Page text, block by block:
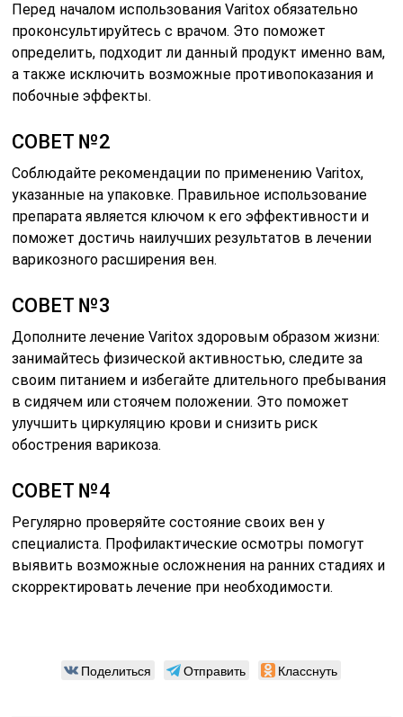
Перед началом использования Varitox обязательно
проконсультируйтесь с врачом. Это поможет
определить, подходит ли данный продукт именно вам,
а также исключить возможные противопоказания и
побочные эффекты.
СОВЕТ №2
Соблюдайте рекомендации по применению Varitox,
указанные на упаковке. Правильное использование
препарата является ключом к его эффективности и
поможет достичь наилучших результатов в лечении
варикозного расширения вен.
СОВЕТ №3
Дополните лечение Varitox здоровым образом жизни:
занимайтесь физической активностью, следите за
своим питанием и избегайте длительного пребывания
в сидячем или стоячем положении. Это поможет
улучшить циркуляцию крови и снизить риск
обострения варикоза.
СОВЕТ №4
Регулярно проверяйте состояние своих вен у
специалиста. Профилактические осмотры помогут
выявить возможные осложнения на ранних стадиях и
скорректировать лечение при необходимости.
Поделиться Отправить Класснуть